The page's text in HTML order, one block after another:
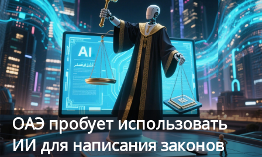
ОАЭ пробует использовать
ИИ для написания законов